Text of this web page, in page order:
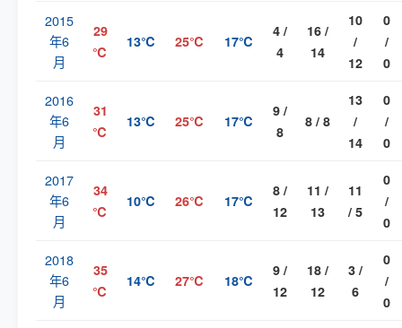
2015
年6
月
29
℃
13℃ 25℃ 17℃
4 /
4
16 /
14
10
/
12
0
/
0
2016
年6
月
31
℃
13℃ 25℃ 17℃
9 /
8
8 / 8
13
/
14
0
/
0
2017
年6
月
34
℃
10℃ 26℃ 17℃
8 /
12
11 /
13
11
/ 5
0
/
0
2018
年6
月
35
℃
14℃ 27℃ 18℃
9 /
12
18 /
12
3 /
6
0
/
0